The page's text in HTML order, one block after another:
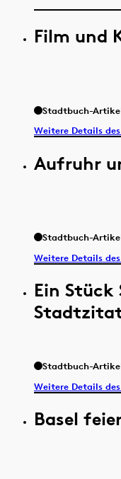
Film und
Stadtbuch-
Weitere Details
Aufruhr
Stadtbuch-
Weitere Details
Ein Stück
Stadtbuch-
Weitere Details
Basel